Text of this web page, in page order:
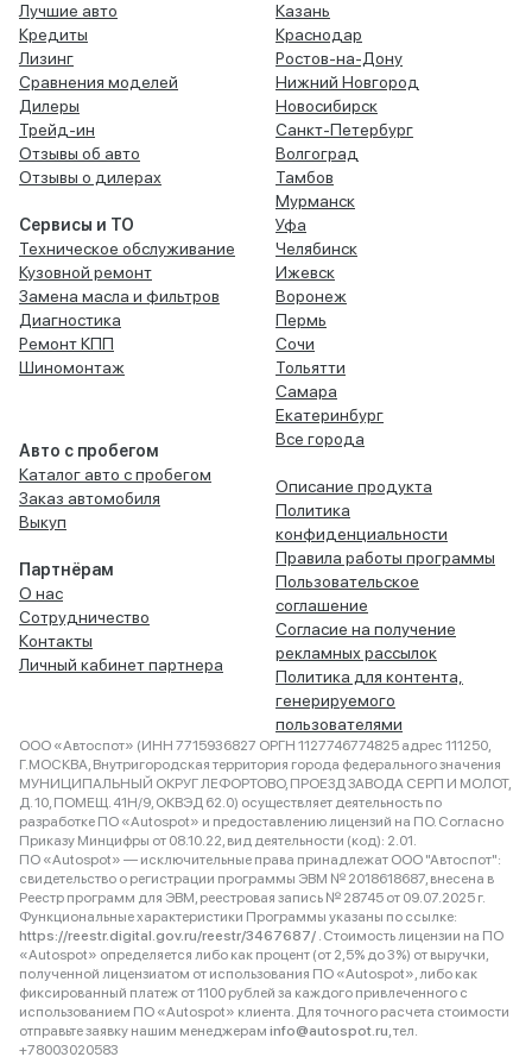
Лучшие авто
Кредиты
Лизинг
Сравнения моделей
Дилеры
Трейд-ин
Отзывы об авто
Отзывы о дилерах
Сервисы и ТО
Техническое обслуживание
Кузовной ремонт
Замена масла и фильтров
Диагностика
Ремонт КПП
Шиномонтаж
Авто с пробегом
Каталог авто с пробегом
Заказ автомобиля
Выкуп
Партнёрам
О нас
Сотрудничество
Контакты
Личный кабинет партнера
Казань
Краснодар
Ростов-на-Дону
Нижний Новгород
Новосибирск
Санкт-Петербург
Волгоград
Тамбов
Мурманск
Уфа
Челябинск
Ижевск
Воронеж
Пермь
Сочи
Тольятти
Самара
Екатеринбург
Все города
Описание продукта
Политика
конфиденциальности
Правила работы программы
Пользовательское
соглашение
Согласие на получение
рекламных рассылок
Политика для контента,
генерируемого
пользователями
ООО «Автоспот» (ИНН 7715936827 ОРГН 1127746774825 адрес 111250,
Г.МОСКВА, Внутригородская территория города федерального значения
МУНИЦИПАЛЬНЫЙ ОКРУГ ЛЕФОРТОВО, ПРОЕЗД ЗАВОДА СЕРП И МОЛОТ,
Д. 10, ПОМЕЩ. 41Н/9, ОКВЭД 62.0) осуществляет деятельность по
разработке ПО «Autospot» и предоставлению лицензий на ПО. Согласно
Приказу Минцифры от 08.10.22, вид деятельности (код): 2.01.
ПО «Autospot» — исключительные права принадлежат ООО "Автоспот":
свидетельство о регистрации программы ЭВМ № 2018618687, внесена в
Реестр программ для ЭВМ, реестровая запись № 28745 от 09.07.2025 г.
Функциональные характеристики Программы указаны по ссылке:
https://reestr.digital.gov.ru/reestr/3467687/ . Стоимость лицензии на ПО
«Autospot» определяется либо как процент (от 2,5% до 3%) от выручки,
полученной лицензиатом от использования ПО «Autospot», либо как
фиксированный платеж от 1100 рублей за каждого привлеченного с
использованием ПО «Autospot» клиента. Для точного расчета стоимости
отправьте заявку нашим менеджерам info@autospot.ru, тел.
+78003020583